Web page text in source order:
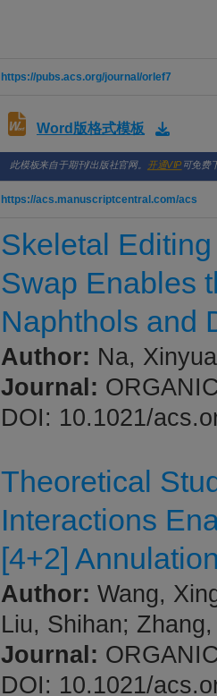
https://pubs.acs.org/journal/orlef7
Word版格式模板
此模板来自于期刊/出版社官网。 开通VIP 可免费
https://acs.manuscriptcentral.com/acs
Skeletal
Swap Enables
Naphthols and
Author: Na,
Journal:
DOI: 10.1021/
Theoretical
Interactions
[4+2]
Author: Wang,
Liu, Shihan;
Journal:
DOI: 10.1021/